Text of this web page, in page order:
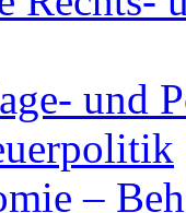
und
–